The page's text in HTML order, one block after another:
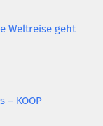
Weltreise geht
– KOOP